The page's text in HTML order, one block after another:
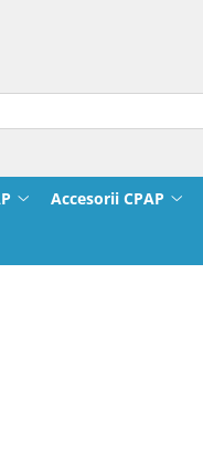
Accesorii CPAP